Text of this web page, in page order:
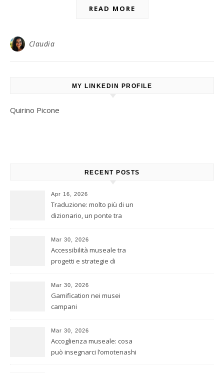
READ MORE
Claudia
MY LINKEDIN PROFILE
Quirino Picone
RECENT POSTS
Apr 16, 2026
Traduzione: molto più di un
dizionario, un ponte tra
Mar 30, 2026
Accessibilità museale tra
progetti e strategie di
Mar 30, 2026
Gamification nei musei
campani
Mar 30, 2026
Accoglienza museale: cosa
può insegnarci l’omotenashi